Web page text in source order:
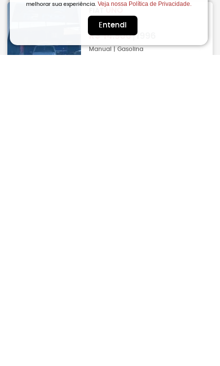
1.0 Mille Fire
R$14.900 1996
Manual | Gasolina
melhorar sua experiência.Veja nossa Política de Privacidade.
Entendi